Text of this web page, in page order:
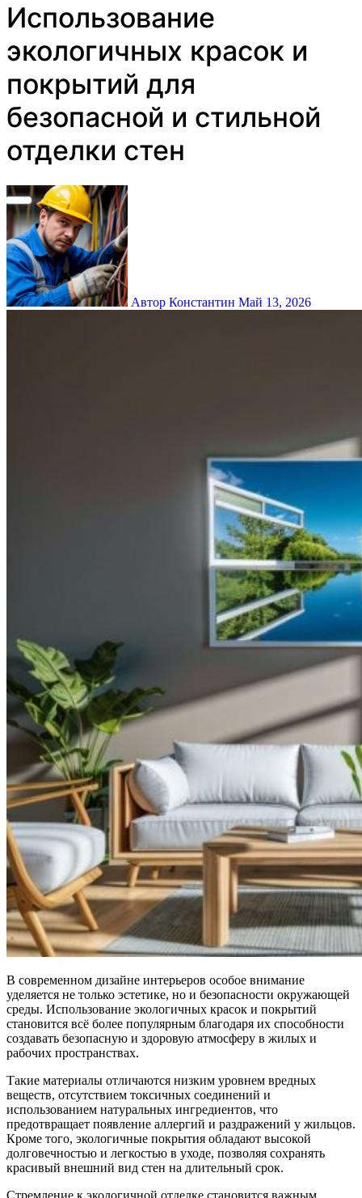
Использование
экологичных красок и
покрытий для
безопасной и стильной
отделки стен
Автор Константин Май 13, 2026
В современном дизайне интерьеров особое внимание
уделяется не только эстетике, но и безопасности окружающей
среды. Использование экологичных красок и покрытий
становится всё более популярным благодаря их способности
создавать безопасную и здоровую атмосферу в жилых и
рабочих пространствах.
Такие материалы отличаются низким уровнем вредных
веществ, отсутствием токсичных соединений и
использованием натуральных ингредиентов, что
предотвращает появление аллергий и раздражений у жильцов.
Кроме того, экологичные покрытия обладают высокой
долговечностью и легкостью в уходе, позволяя сохранять
красивый внешний вид стен на длительный срок.
Стремление к экологичной отделке становится важным